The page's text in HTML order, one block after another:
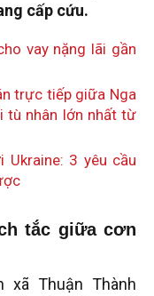
cấp cứu.
vay nặng lãi gần
trực tiếp giữa Nga
tù nhân lớn nhất từ
Ukraine: 3 yêu cầu
tắc giữa cơn
xã Thuận Thành